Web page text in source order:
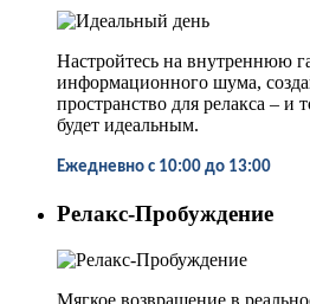
Настройтесь на внутреннюю
информационного шума,
пространство для релакса –
будет идеальным.
Ежедневно с 10:00 до 13:00
Релакс-Пробуждение
Мягкое возвращение в